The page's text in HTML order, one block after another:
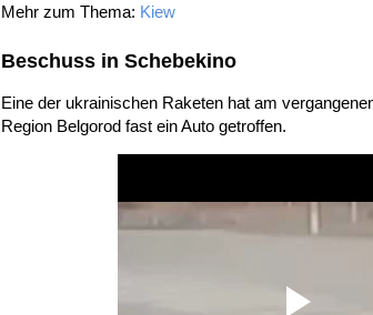
Mehr zum Thema: Kiew
Beschuss in Schebekino
Eine der ukrainischen Raketen hat am
Region Belgorod fast ein Auto getroffen.